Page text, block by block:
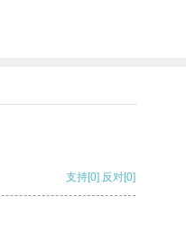
支持[0] 反对[0]